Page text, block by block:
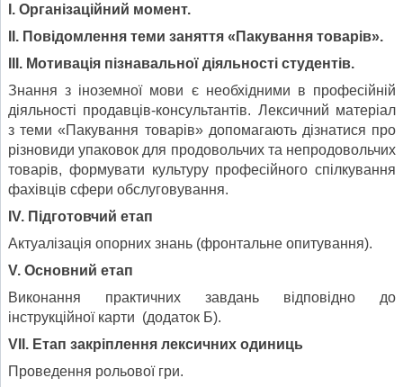
І. Організаційний момент.
ІІ. Повідомлення теми заняття «Пакування товарів».
ІІІ. Мотивація пізнавальної діяльності студентів.
Знання з іноземної мови є необхідними в професійній
діяльності продавців-консультантів. Лексичний матеріал
з теми «Пакування товарів» допомагають дізнатися про
різновиди упаковок для продовольчих та непродовольчих
товарів, формувати культуру професійного спілкування
фахівців сфери обслуговування.
ІV. Підготовчий етап
Актуалізація опорних знань (фронтальне опитування).
V. Основний етап
Виконання практичних завдань відповідно до
інструкційної карти (додаток Б).
VII. Етап закріплення лексичних одиниць
Проведення рольової гри.